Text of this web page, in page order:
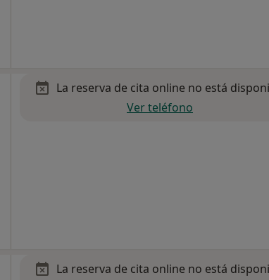
La reserva de cita online no está
Ver teléfono
La reserva de cita online no está